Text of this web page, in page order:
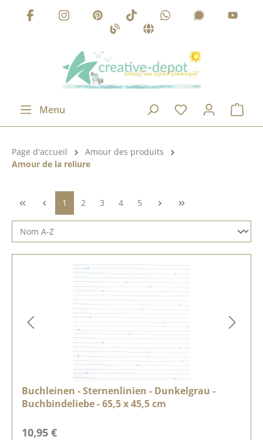
Passer au contenu principal
Menu
Catégorie de produits:
Page d'accueil
Amour des produits
Amour de la reliure
Page
1 Page
2 Page
3 Page
4 Page
5
Buchleinen - Sternenlinien - Dunkelgrau -
Buchbindeliebe - 65,5 x 45,5 cm
Prix régulier :
10,95 €